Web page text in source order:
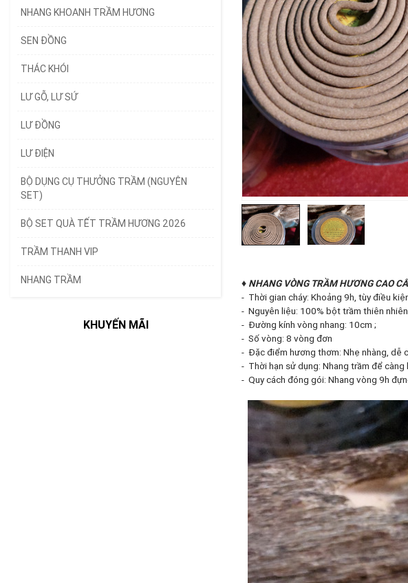
♦ NHANG VÒNG TRẦM HƯƠNG CAO
- Thời gian cháy: Khoảng 9h, tùy điều
- Nguyên liệu: 100% bột trầm thiên
- Đường kính vòng nhang: 10cm ;
- Số vòng: 8 vòng đơn
- Đặc điểm hương thơm: Nhẹ nhàng, dễ
- Thời hạn sử dụng: Nhang trầm để
- Quy cách đóng gói: Nhang vòng 9h
NHANG KHOANH TRẦM HƯƠNG
SEN ĐỒNG
THÁC KHÓI
LƯ GỖ, LƯ SỨ
LƯ ĐỒNG
LƯ ĐIỆN
BỘ DỤNG CỤ THƯỞNG TRẦM (NGUYÊN
SET)
BỘ SET QUÀ TẾT TRẦM HƯƠNG 2026
TRẦM THANH VIP
NHANG TRẦM
KHUYẾN MÃI